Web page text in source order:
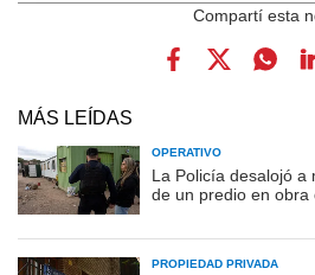
MÁS LEÍDAS
OPERATIVO
La Policía desalojó a
de un predio en obra
PROPIEDAD PRIVADA